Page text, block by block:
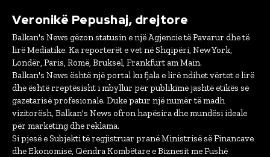
Veronikë Pepushaj, drejtore
Balkan's News gëzon statusin e një Agjencie të Pavarur dhe të
lirë Mediatike. Ka reporterët e vet në Shqipëri, New York,
Londër, Paris, Romë, Bruksel, Frankfurt am Main.
Balkan's News është një portal ku fjala e lirë ndihet vërtet e lirë
dhe është rreptësisht i mbyllur për publikime jashtë etikës së
gazetarisë profesionale. Duke patur një numër të madh
vizitorësh, Balkan's News ofron hapësira dhe mundësi ideale
për marketing dhe reklama.
Si pjesë e Subjekti të regjistruar pranë Ministrisë së Financave
dhe Ekonomisë, Qëndra Kombëtare e Biznesit me Fushë